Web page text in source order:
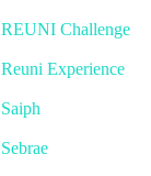
REUNI Challenge
Reuni Experience
Saiph
Sebrae